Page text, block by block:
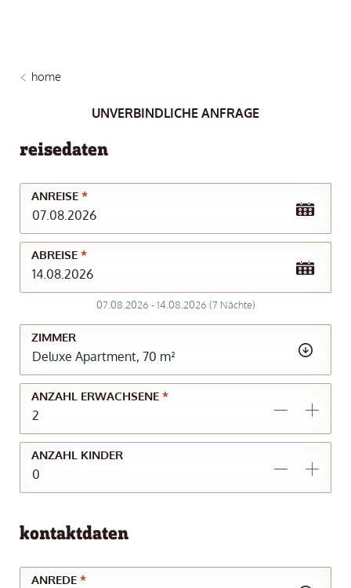
home
UNVERBINDLICHE ANFRAGE
reisedaten
ANREISE *
ABREISE *
07.08.2026 -14.08.2026 (7 Nächte)
ZIMMER
ANZAHL ERWACHSENE *
ANZAHL KINDER
kontaktdaten
ANREDE *